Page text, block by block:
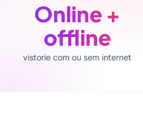
Online +
offline
vistorie com ou sem internet